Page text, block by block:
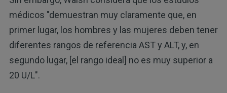
médicos "demuestran muy claramente que, en
primer lugar, los hombres y las mujeres deben tener
diferentes rangos de referencia AST y ALT, y, en
segundo lugar, [el rango ideal] no es muy superior a
20 U/L".